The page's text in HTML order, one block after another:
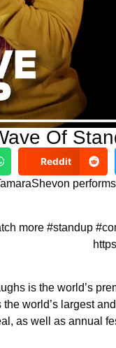
Of
Reddit
more #standup
is the world’s
the world’s largest
as well as annual